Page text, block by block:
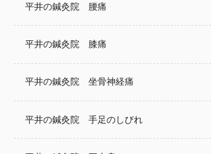
平井の鍼灸院 腰痛
平井の鍼灸院 膝痛
平井の鍼灸院 坐骨神経痛
平井の鍼灸院 手足のしびれ